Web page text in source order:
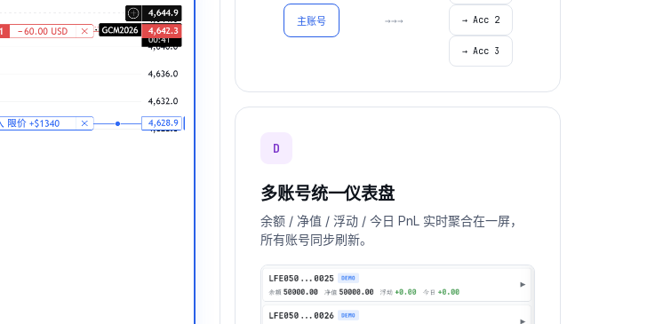
主账号 →→→ → Acc 2
→ Acc 3
D
多账号统一仪表盘
余额 / 净值 / 浮动 / 今日 PnL 实时聚合在一屏，
所有账号同步刷新。